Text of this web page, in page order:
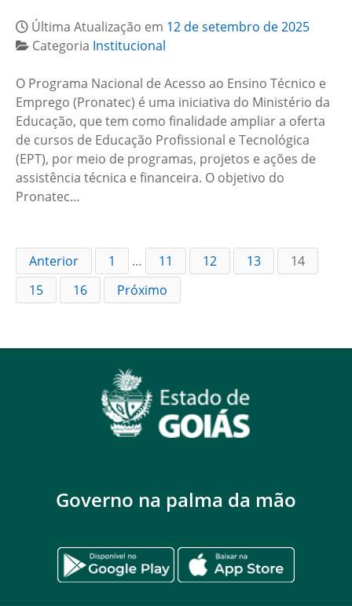
Última Atualização em 12 de setembro de 2025
Categoria Institucional
O Programa Nacional de Acesso ao Ensino Técnico e
Emprego (Pronatec) é uma iniciativa do Ministério da
Educação, que tem como finalidade ampliar a oferta
de cursos de Educação Profissional e Tecnológica
(EPT), por meio de programas, projetos e ações de
assistência técnica e financeira. O objetivo do
Pronatec…
Anterior 1 … 11 12 13
14
15
16 Próximo
Governo na palma da mão